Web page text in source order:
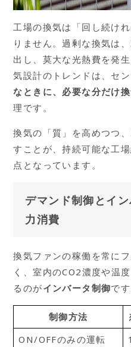
工場の換気は「回し続け
りません。過剰な換気は
出し、莫大な光熱費を発
気設計のトレンドは、セ
なときに、必要な分だけ換
理です。
換気の「質」を高めつつ
すことが、持続可能な工
点となっています。
デマンド制御とイ
力消費
換気ファンの稼働を常に
く、室内のCO2濃度や温
るのがインバータ制御です
制御方法
ON/OFFのみの運転